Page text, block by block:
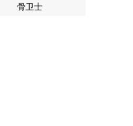
骨卫士